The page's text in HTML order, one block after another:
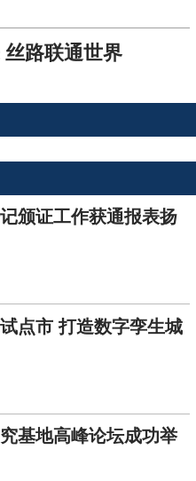
路联通世界
颁证工作获通报表扬
点市 打造数字孪生城
基地高峰论坛成功举